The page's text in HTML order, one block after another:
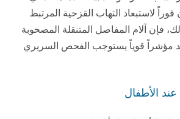
لاستبعاد التهاب القزحية المرتبط
فإن آلام المفاصل المتنقلة المصحوبة
مؤشراً قوياً يستوجب الفحص السريري
عند الأطفال